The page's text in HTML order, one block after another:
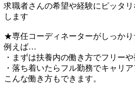
求職者さんの希望や経験にピッタ
します
★専任コーディネーターがしっか
例えば…
・まずは扶養内の働き方でフリー
・落ち着いたらフル勤務でキャリ
こんな働き方もできます。